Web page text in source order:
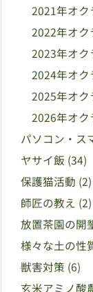
2021年オク
2022年オク
2023年オク
2024年オク
2025年オク
2026年オク
パソコン・ス
ヤサイ飯 (34)
保護猫活動 (2)
師匠の教え (2)
放置茶園の開
様々な土の性
獣害対策 (6)
玄米アミノ酸